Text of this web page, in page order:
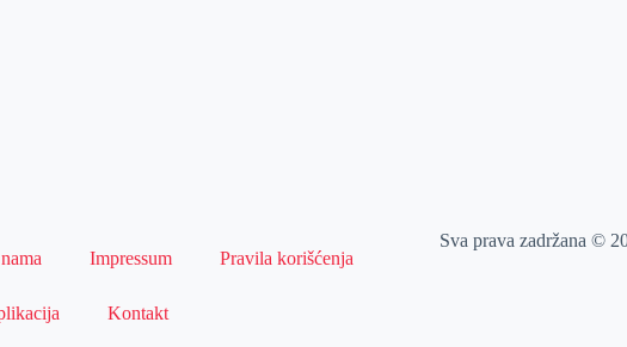
Impressum Pravila korišćenja
Kontakt
Sva prava zadržana ©